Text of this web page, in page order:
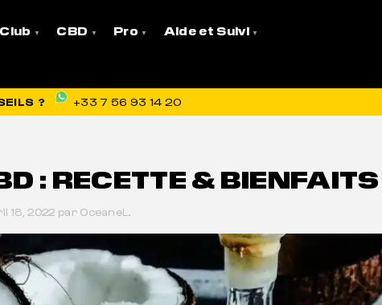
CBD Pro Aide et Suivi
? +33 7 56 93 14 20
: RECETTE & BIENFAITS
18, 2022 par OceaneL.